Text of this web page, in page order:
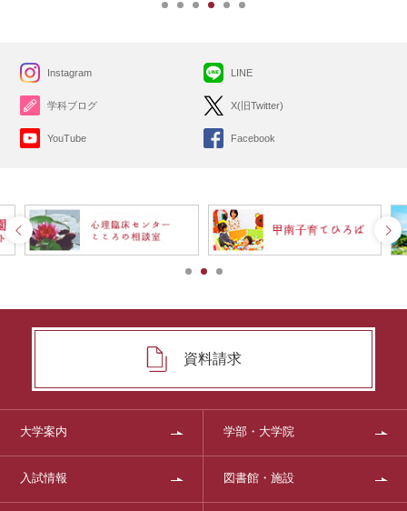
Instagram
学科ブログ
YouTube
LINE
X(旧Twitter)
Facebook
資料請求
大学案内 学部・大学院
入試情報 図書館・施設